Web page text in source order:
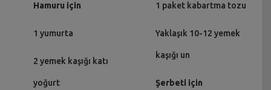
Hamuru için
1 yumurta
2 yemek kaşığı katı
yoğurt
1 paket kabartma tozu
Yaklaşık 10-12 yemek
kaşığı un
Şerbeti için